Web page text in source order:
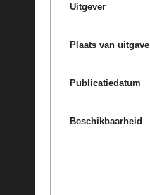
Uitgever
Plaats van uitgave
Publicatiedatum
Beschikbaarheid